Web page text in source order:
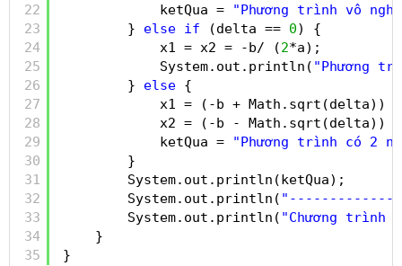
22
23
24
25
26
27
28
29
30
31
32
33
34
35
ketQua =
"Phương trình vô
} else if (delta == 0) {
x1 = x2 = -b/ (2*a);
System.out.println( "Phương
} else {
x1 = (-b + Math.sqrt(delta))
x2 = (-b - Math.sqrt(delta))
ketQua =
"Phương trình có 2
}
System.out.println(ketQua);
System.out.println(
System.out.println( "Chương trình
}
}